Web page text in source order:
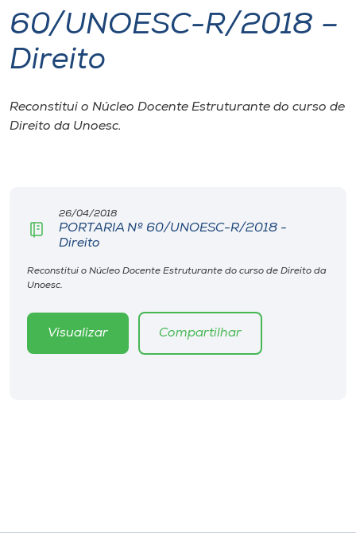
I.nova
Cultura
Biblioteca
Editora
Rádio
60/UNOESC-R/2018 –
Direito
Reconstitui o Núcleo Docente Estruturante do curso de
Direito da Unoesc.
26/04/2018
PORTARIA Nº 60/UNOESC-R/2018 -
Direito
Reconstitui o Núcleo Docente Estruturante do curso de Direito da
Unoesc.
Visualizar Compartilhar